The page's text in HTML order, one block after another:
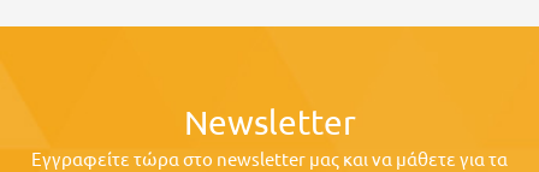
Newsletter
Εγγραφείτε τώρα στο newsletter μας και να μάθετε για τα